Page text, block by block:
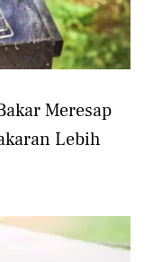
Meresap
Lebih